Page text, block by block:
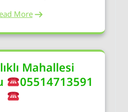
More
Mahallesi
05514713591